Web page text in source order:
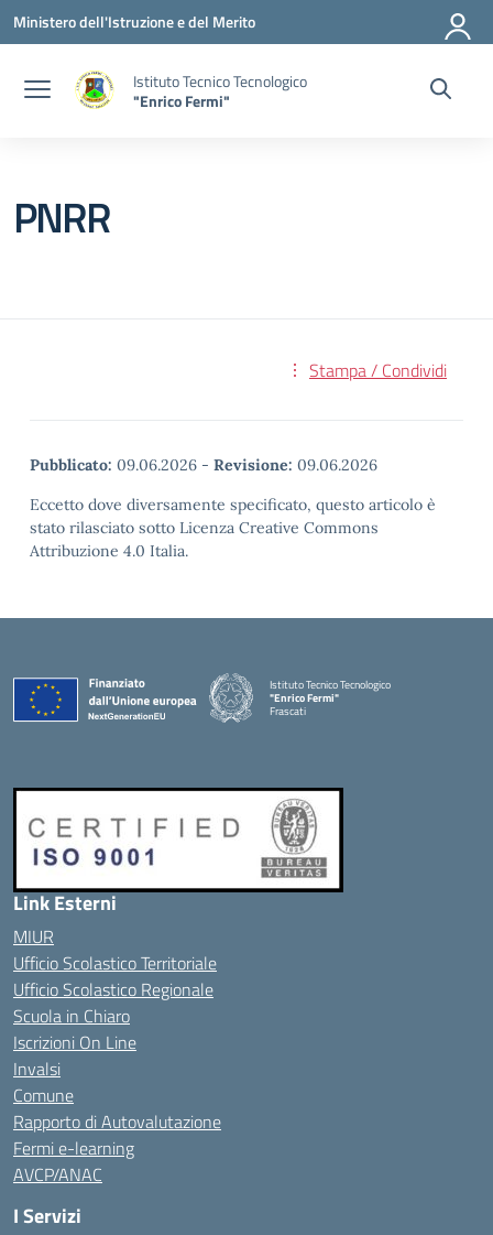
Vai ai contenuti
Vai al menu di navigazione
Vai al footer
Ministero dell'Istruzione e del Merito
Istituto Tecnico Tecnologico
"Enrico Fermi"
PNRR
Stampa / Condividi
Pubblicato: 09.06.2026 - Revisione: 09.06.2026
Eccetto dove diversamente specificato, questo articolo è
stato rilasciato sotto Licenza Creative Commons
Attribuzione 4.0 Italia.
Istituto Tecnico Tecnologico
"Enrico Fermi"
Frascati
Link Esterni
MIUR
Ufficio Scolastico Territoriale
Ufficio Scolastico Regionale
Scuola in Chiaro
Iscrizioni On Line
Invalsi
Comune
Rapporto di Autovalutazione
Fermi e-learning
AVCP/ANAC
I Servizi